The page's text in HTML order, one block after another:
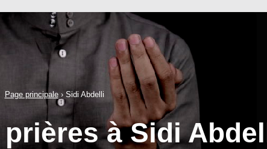
Page principale› Sidi Abdelli
à Sidi